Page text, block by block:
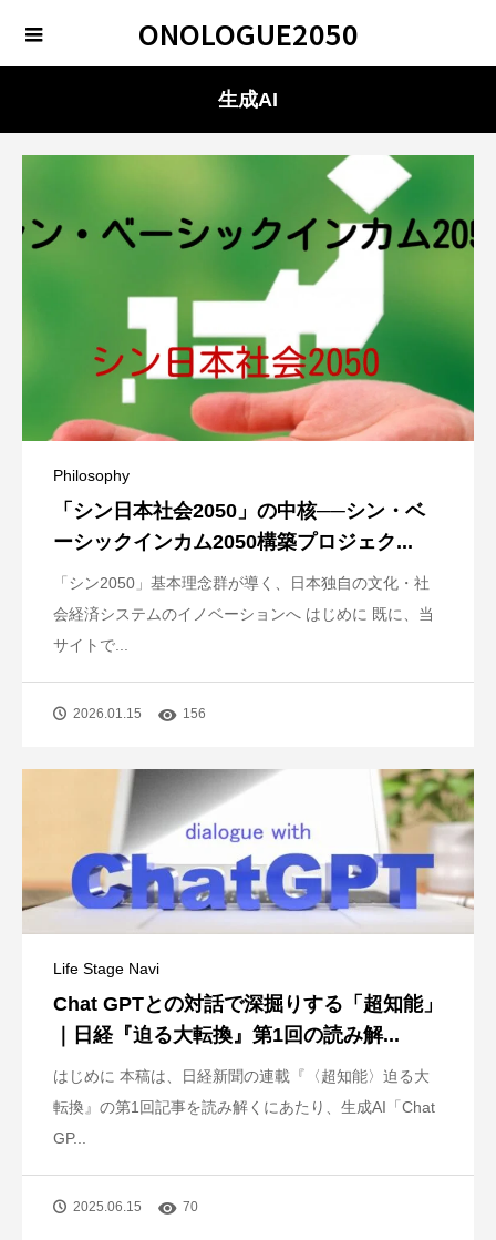
ONOLOGUE2050
生成AI
Philosophy
「シン日本社会2050」の中核──シン・ベ
ーシックインカム2050構築プロジェク...
「シン2050」基本理念群が導く、日本独自の文化・社
会経済システムのイノベーションへ はじめに 既に、当
サイトで...
2026.01.15 156
Life Stage Navi
Chat GPTとの対話で深掘りする「超知能」
｜日経『迫る大転換』第1回の読み解...
はじめに 本稿は、日経新聞の連載『〈超知能〉迫る大
転換』の第1回記事を読み解くにあたり、生成AI「Chat
GP...
2025.06.15 70